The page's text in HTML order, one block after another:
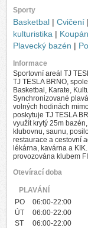
Sporty
Basketbal | Cvičení |
kulturistika |
Plavecký bazén |
Informace
Sportovní areál TJ
TJ TESLA BRNO,
Basketbal, Karate,
Synchronizované
volných hodinách
poskytuje TJ TESLA
využít krytý 25m
klubovnu, saunu,
restaurace a cestovní
lékárna, kavárna a
provozována klubem
Otevírací doba
PLAVÁNÍ
PO
06:00-22:00
ÚT
06:00-22:00
ST
06:00-22:00